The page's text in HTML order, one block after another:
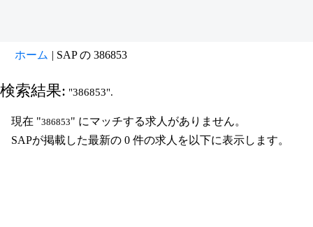
ホーム | SAP の 386853(現
ー
ジ)
検索結果: "386853".
現在 "386853" にマッチする求人がありません。
SAPが掲載した最新の 0 件の求人を以下に表示します。